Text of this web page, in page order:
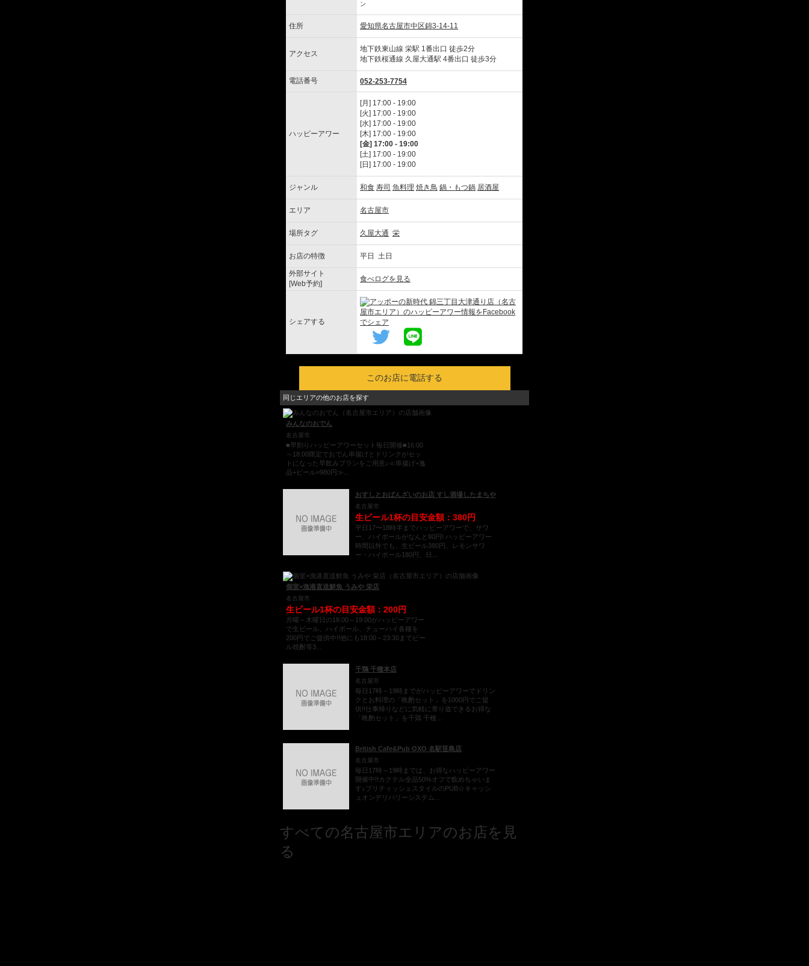
ン
住所 愛知県名古屋市中区錦3-14-11
アクセス
地下鉄東山線 栄駅 1番出口 徒歩2分
地下鉄桜通線 久屋大通駅 4番出口 徒歩3分
電話番号 052-253-7754
ハッピーアワー
[月] 17:00 - 19:00
[火] 17:00 - 19:00
[水] 17:00 - 19:00
[木] 17:00 - 19:00
[金] 17:00 - 19:00
[土] 17:00 - 19:00
[日] 17:00 - 19:00
ジャンル 和食 寿司 魚料理 焼き鳥 鍋・もつ鍋 居酒屋
エリア 名古屋市
場所タグ 久屋大通 栄
お店の特徴 平日 土日
外部サイト
[Web予約]
食べログを見る
シェアする
このお店に電話する
同じエリアの他のお店を探す
みんなのおでん
名古屋市
■早割りハッピーアワーセット毎日開催■16:00
～18:00限定でおでん串揚げとドリンクがセッ
トになった早飲みプランをご用意♪≪串揚げ+逸
品+ビール=980円≫...
おすしとおばんざいのお店 すし酒場したまちや
名古屋市
生ビール1杯の目安金額：380円
平日17〜18時半までハッピーアワーで、サワ
ー、ハイボールがなんと80円! ハッピーアワー
時間以外でも、生ビール380円、レモンサワ
ー・ハイボール180円、日...
個室×漁港直送鮮魚 うみや 栄店
名古屋市
生ビール1杯の目安金額：200円
月曜～木曜日の18:00～19:00がハッピーアワー
で生ビール、ハイボール、チューハイ各種を
200円でご提供中!!他にも18:00～23:30までビー
ル焼酎等3...
千鶏 千種本店
名古屋市
毎日17時～19時までがハッピーアワーでドリン
クとお料理の「晩酌セット」を1000円でご提
供!!仕事帰りなどに気軽に寄り道できるお得な
「晩酌セット」を千鶏 千種...
British Cafe&Pub OXO 名駅笹島店
名古屋市
毎日17時～19時までは、お得なハッピーアワー
開催中!!カクテル全品50%オフで飲めちゃいま
す♪ブリティッシュスタイルのPUB☆キャッシ
ュオンデリバリーシステム...
すべての名古屋市エリアのお店を見
る